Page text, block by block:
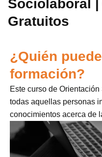
Sociolaboral
Gratuitos
¿Quién
formación?
Este curso de
todas aquellas personas
conocimientos acerca de